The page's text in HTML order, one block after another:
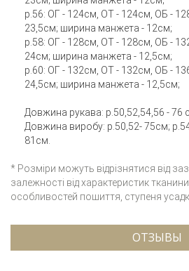
р.56: ОГ - 124см, ОТ - 124см, ОБ -
23,5см; ширина манжета - 12см;
р.58: ОГ - 128см, ОТ - 128см, ОБ -
24см; ширина манжета - 12,5см;
р.60: ОГ - 132см, ОТ - 132см, ОБ -
24,5см; ширина манжета - 12,5см;
Довжина рукава: р.50,52,54,56 - 76
Довжина виробу: р.50,52- 75см;
81см.
* Розміри можуть відрізнятися від
залежності від характеристик
особливостей пошиття, ступеня
ОТЗЫВЫ